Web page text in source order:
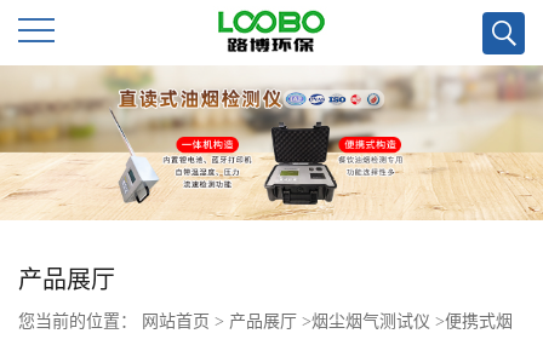
公
司
首
页
公
产品展厅
您当前的位置： 网站首页 > 产品展厅 >烟尘烟气测试仪 >便携式烟